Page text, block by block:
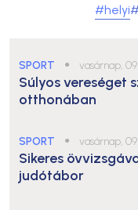
#helyi
SPORT ● vasárnap,
Súlyos vereséget
otthonában
SPORT ● vasárnap,
Sikeres
judótábor